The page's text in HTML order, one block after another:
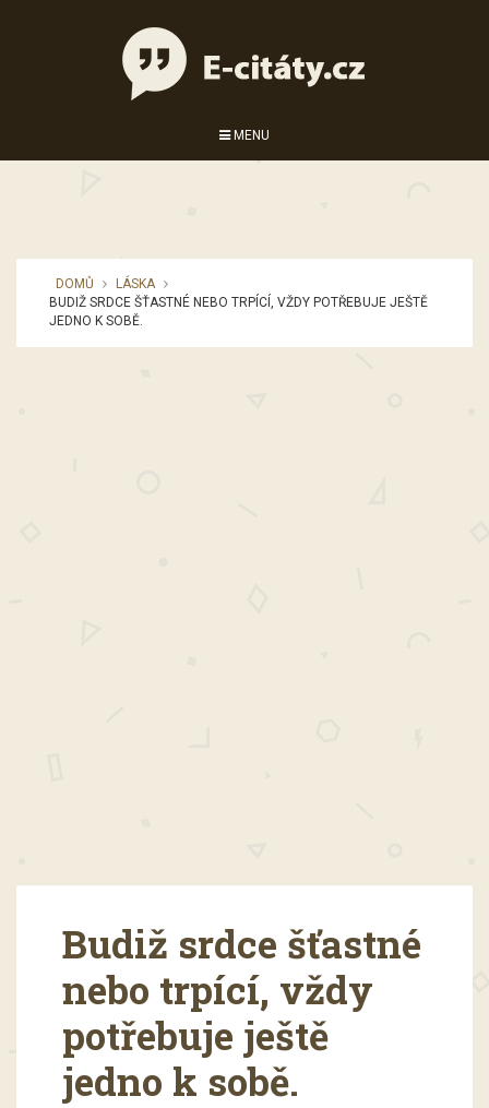
MENU
DOMŮ
LÁSKA
BUDIŽ SRDCE ŠŤASTNÉ NEBO TRPÍCÍ, VŽDY POTŘEBUJE JEŠTĚ
JEDNO K SOBĚ.
Budiž srdce šťastné
nebo trpící, vždy
potřebuje ještě
jedno k sobě.